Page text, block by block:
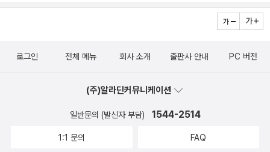
* [절판] 수전 구바, 산드라 길버트 《다락방의 미친 여자》
(주영사, 2019)* 조지 엘리엇 《다니엘 데론다》 (한국문화사, 2016)
의 정서가 잘 반영된 작품이라고 평가받는 <개의 심장>은 나도 처음
접하는 작품이다. 꽤 구미가 당기는 작품이라 꼭 읽어보려 한다. 나는
는 느낌이다. 을유에서는 <젊은 의사의 수기. 모르핀>이 나왔었다.
유는 그녀의 번역작이 거의 <제인 에어>위주라는 점을 들 수 있다.
몇 작품 더 있을텐데 <교수>나 <빌레트>밖에 번역이 안돼 답답하다.
하면 단권화 시킨다는 점이다. <베를린 알렉산더 광장>도 단권화 되
로그인 전체 메뉴 회사 소개 출판사 안내 PC 버전
(주)알라딘커뮤니케이션
일반문의 (발신자 부담) 1544-2514
1:1 문의 FAQ